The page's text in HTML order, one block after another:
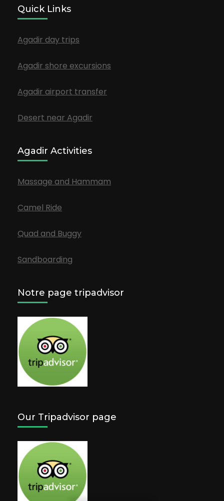
Quick Links
Agadir day trips
Agadir shore excursions
Agadir airport transfer
Desert near Agadir
Agadir Activities
Massage and Hammam
Camel Ride
Quad and Buggy
Sandboarding
Notre page tripadvisor
Our Tripadvisor page